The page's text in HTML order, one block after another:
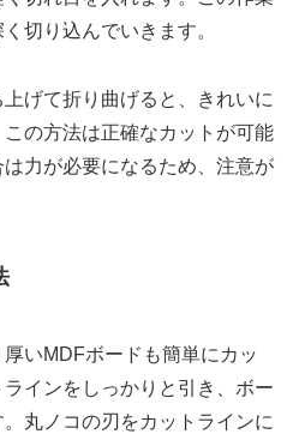
切り込んでいきます。
げて折り曲げると、きれいに
の方法は正確なカットが可能
力が必要になるため、注意が
いMDFボードも簡単にカッ
インをしっかりと引き、ボー
丸ノコの刃をカットラインに